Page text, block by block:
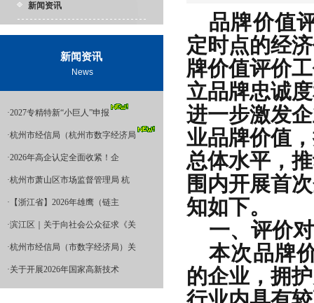
新闻资讯
新闻资讯
News
·2027专精特新“小巨人”申报
·杭州市经信局（杭州市数字经济局
·2026年高企认定全面收紧！企
·杭州市萧山区市场监督管理局 杭
· 【浙江省】2026年雄鹰（链主
·滨江区｜关于向社会公众征求《关
·杭州市经信局（市数字经济局）关
·关于开展2026年国家高新技术
品牌价值
定时点的经
牌价值评价
立品牌忠诚
进一步激发
业品牌价值
总体水平，
围内开展首
知如下。
一、评价
本次品牌
的企业，拥